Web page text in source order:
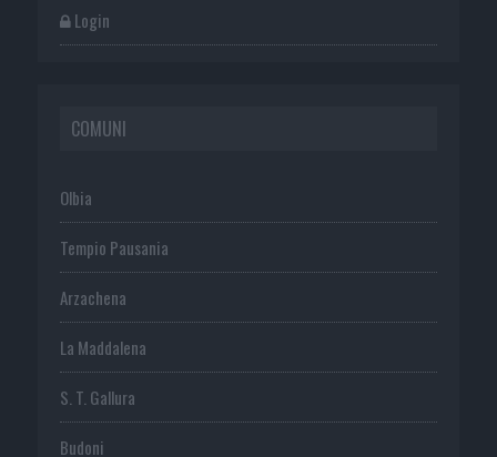
Login
COMUNI
Olbia
Tempio Pausania
Arzachena
La Maddalena
S. T. Gallura
Budoni